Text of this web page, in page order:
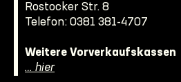
Rostocker Str. 8
Telefon: 0381 381-4707
Weitere Vorverkaufskassen
… hier